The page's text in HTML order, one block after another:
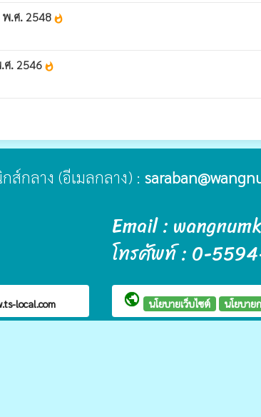
พ.ศ. 2548 whatshot
ศ. 2546 whatshot
กลาง (อีเมลกลาง) :
Email :
โทรศัพท์ : 0-
local.com public นโยบายเว็บไซต์ นโยบาย